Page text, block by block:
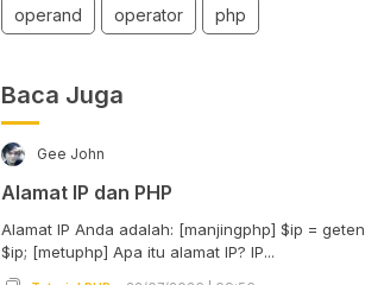
operand operator php
Baca Juga
Gee John
Alamat IP dan PHP
Alamat IP Anda adalah: [manjingphp] $ip =
$ip; [metuphp] Apa itu alamat IP? IP...